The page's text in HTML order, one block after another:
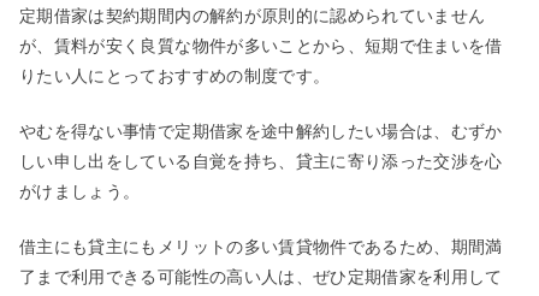
定期借家は契約期間内の解約が原則的に認められていません
が、賃料が安く良質な物件が多いことから、短期で住まいを借
りたい人にとっておすすめの制度です。
やむを得ない事情で定期借家を途中解約したい場合は、むずか
しい申し出をしている自覚を持ち、貸主に寄り添った交渉を心
がけましょう。
借主にも貸主にもメリットの多い賃貸物件であるため、期間満
了まで利用できる可能性の高い人は、ぜひ定期借家を利用して